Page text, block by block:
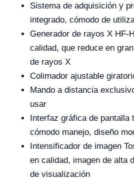
Sistema de adquisición y
integrado, cómodo de
Generador de rayos X HF-
calidad, que reduce en
de rayos X
Colimador ajustable
Mando a distancia
usar
Interfaz gráfica de pantalla
cómodo manejo, diseño
Intensificador de imagen
en calidad, imagen de alta
de visualización